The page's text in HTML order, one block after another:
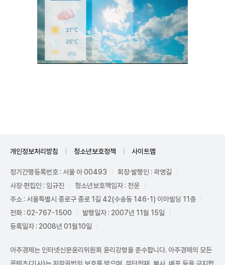
개인정보처리방침 청소년보호정책 사이트맵
정기간행등록번호 : 서울 아 00493
회장·발행인 : 곽영길
사장·편집인 : 임규진
청소년보호책임자 : 전운
주소 : 서울특별시 종로구 종로 1길 42(수송동 146-1) 이마빌딩 11층
전화 : 02-767-1500
발행일자 : 2007년 11월 15일
등록일자 : 2008년 01월10일
아주경제는 인터넷신문윤리위원회 윤리강령을 준수합니다. 아주경제의 모든